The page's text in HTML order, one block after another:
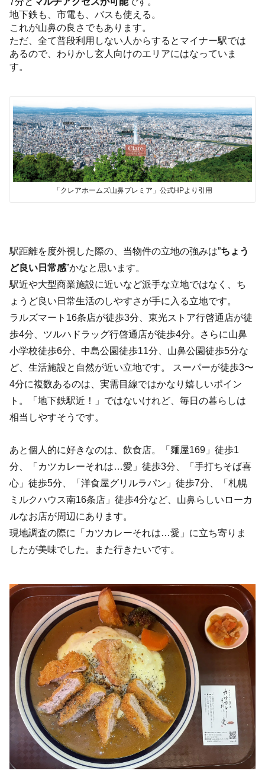
地下鉄も、市電も、バスも使える。
これが山鼻の良さでもあります。
ただ、全て普段利用しない人からするとマイナー駅では
あるので、わりかし玄人向けのエリアにはなっていま
す。
「クレアホームズ山鼻プレミア」公式HPより引用
駅距離を度外視した際の、当物件の立地の強みは”ちょう
ど良い日常感”かなと思います。
駅近や大型商業施設に近いなど派手な立地ではなく、ち
ょうど良い日常生活のしやすさが手に入る立地です。
ラルズマート16条店が徒歩3分、東光ストア行啓通店が徒
歩4分、ツルハドラッグ行啓通店が徒歩4分。さらに山鼻
小学校徒歩6分、中島公園徒歩11分、山鼻公園徒歩5分な
ど、生活施設と自然が近い立地です。 スーパーが徒歩3〜
4分に複数あるのは、実需目線ではかなり嬉しいポイン
ト。「地下鉄駅近！」ではないけれど、毎日の暮らしは
相当しやすそうです。
あと個人的に好きなのは、飲食店。「麺屋169」徒歩1
分、「カツカレーそれは…愛」徒歩3分、「手打ちそば喜
心」徒歩5分、「洋食屋グリルラパン」徒歩7分、「札幌
ミルクハウス南16条店」徒歩4分など、山鼻らしいローカ
ルなお店が周辺にあります。
現地調査の際に「カツカレーそれは…愛」に立ち寄りま
したが美味でした。また行きたいです。